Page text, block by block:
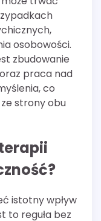
osobowości.
zbudowanie
praca nad
co
strony obu
istotny wpływ
to reguła bez